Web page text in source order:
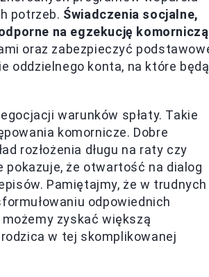
potrzeb. Świadczenia socjalne,
na egzekucję
oraz zabezpieczyć
oddzielnego konta, na które będą
warunków spłaty. Takie
komornicze. Dobre
rozłożenia długu na raty czy
pokazuje, że otwartość na dialog
Pamiętajmy, że w trudnych
odpowiednich
zyskać większą
w tej skomplikowanej